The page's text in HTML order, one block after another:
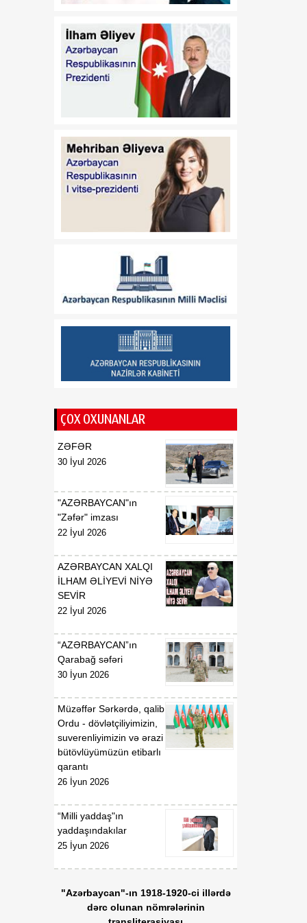
Azərbaycan
14 iyul tarixli 449-VIIQD
nömrəli Qanununun tətbiqi
və bununla əlaqədar bəzi
məsələlərin tənzimlənməsi
İnvestisiya Forumunun
Təşkilat Komitəsinin
yaradılması haqqında
08 Avqust
Respublikasının Elm və
Təhsil və Elm Nazirliyi
arasında illik təhsil
kvotalarının qarşılıqlı
ayrılması haqqında
01:04
08 Avqust
BİLDİRİŞ 00:57
Azərbaycanın xarici
siyasətinin əsasında milli
dayanır
07 Avqust
Azərbaycan
diplomatiyasının növbəti
zəfəri idi
18:23
Tarixi Vaşinqton görüşü:
ABŞ-Azərbaycan
əlaqələrində və Cənubi
Qafqazın sülh
mərhələ
18:22
07 Avqust
Xarici ölkələrin informasiya
şəbəkələrinə hücumlar
edən şəxslər saxlanılıblar
18:20
07 Avqust
Heyvan kəsimi
məntəqələrində
monitorinqlər aparılıb
18:18
07 Avqust
texnologiyalar dilin
qarşısında aciz qala bilər
07 Avqust
Azərbaycan müxtəlif
geosiyasi məkanlar
imkanları olan dövlət
mövqeyini gücləndirir
17:55
07 Avqust
ÇOX OXUNANLAR
ZƏFƏR
30 İyul 2026
"AZƏRBAYCAN"ın
"Zəfər" imzası
22 İyul 2026
AZƏRBAYCAN XALQI
İLHAM ƏLİYEVİ NİYƏ
SEVİR
22 İyul 2026
“AZƏRBAYCAN”ın
Qarabağ səfəri
30 İyun 2026
Müzəffər Sərkərdə, qalib
Ordu - dövlətçiliyimizin,
suverenliyimizin və ərazi
bütövlüyümüzün etibarlı
qarantı
26 İyun 2026
“Milli yaddaş"ın
yaddaşındakılar
25 İyun 2026
"Azərbaycan"-ın 1918-1920-ci illərdə
dərc olunan nömrələrinin